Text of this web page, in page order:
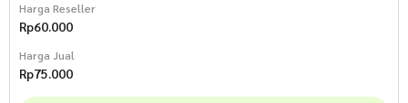
Harga Reseller
Rp60.000
Harga Jual
Rp75.000